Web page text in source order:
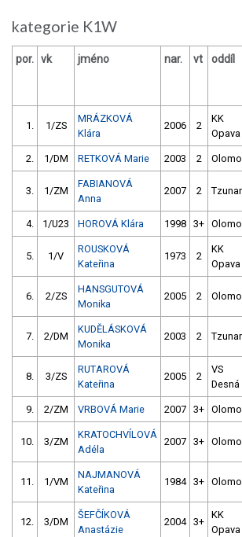
kategorie K1W
por. vk jméno nar. vt oddíl
1. 1/ZS
MRÁZKOVÁ
Klára
2006 2
KK
Opava
2. 1/DM RETKOVÁ Marie 2003 2
3. 1/ZM
FABIANOVÁ
Anna
2007 2
4. 1/U23 HOROVÁ Klára 1998 3+
5. 1/V
ROUSKOVÁ
Kateřina
1973 2
KK
Opava
6. 2/ZS
HANSGUTOVÁ
Monika
2005 2
7. 2/DM
KUDĚLÁSKOVÁ
Monika
2003 2
8. 3/ZS
RUTAROVÁ
Kateřina
2005 2
VS
Desná
9. 2/ZM VRBOVÁ Marie 2007 3+
10. 3/ZM
KRATOCHVÍLOVÁ
Adéla
2007 3+
11. 1/VM
NAJMANOVÁ
Kateřina
1984 3+
12. 3/DM
ŠEFČÍKOVÁ
Anastázie
2004 3+
KK
Opava